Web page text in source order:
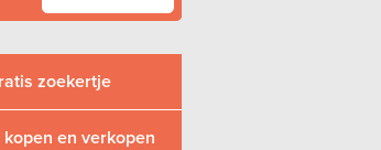
zoekertje
en verkopen